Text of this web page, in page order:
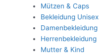
Mützen & Caps
Bekleidung Unisex
Damenbekleidung
Herrenbekleidung
Mutter & Kind